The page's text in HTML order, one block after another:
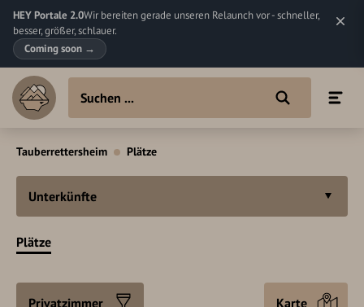
HEY Portale 2.0Wir bereiten gerade unseren Relaunch vor - schneller,
besser, größer, schlauer.
Coming soon →
Tauberrettersheim Plätze
Unterkünfte
Plätze
Privatzimmer Karte